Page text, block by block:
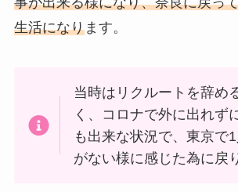
生活になります。
当時はリクルートを辞め
く、コロナで外に出れず
も出来な状況で、東京で
がない様に感じた為に戻